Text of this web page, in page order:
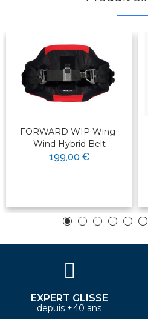
FORWARD WIP Wing-
Wind Hybrid Belt
199,00 €
EXPERT GLISSE
depuis +40 ans